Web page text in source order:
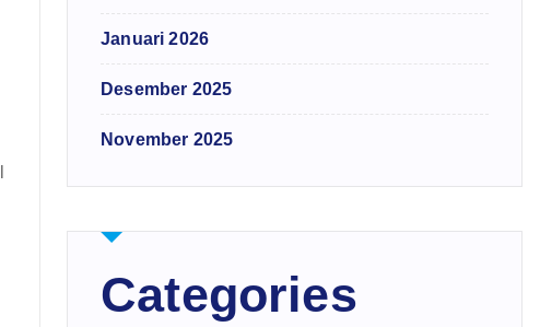
Januari 2026
Desember 2025
November 2025
Categories